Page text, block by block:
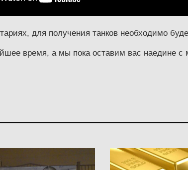
для получения танков необходимо
время, а мы пока оставим вас наедине